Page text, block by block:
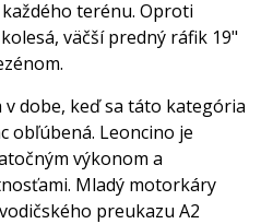
terénu. Oproti
väčší predný ráfik 19"
dobe, keď sa táto kategória
obľúbená. Leoncino je
výkonom a
Mladý motorkáry
preukazu A2